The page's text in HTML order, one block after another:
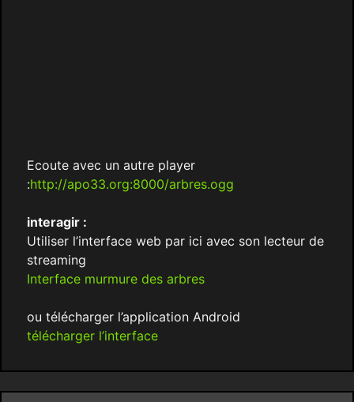
Ecoute avec un autre player
:http://apo33.org:8000/arbres.ogg
interagir :
Utiliser l’interface web par ici avec son lecteur de
streaming
Interface murmure des arbres
ou télécharger l’application Android
télécharger l’interface